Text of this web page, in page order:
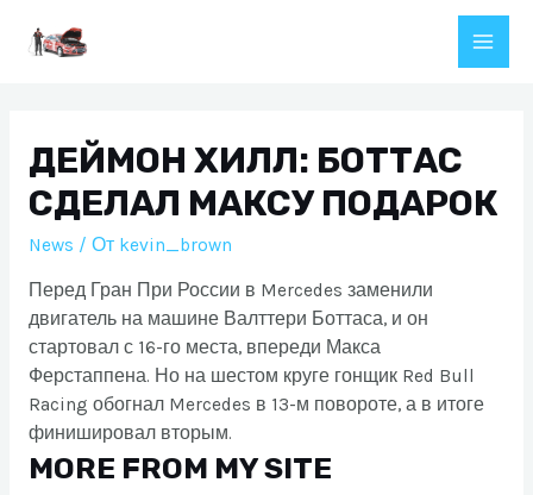
Main
ДЕЙМОН ХИЛЛ: БОТТАС
СДЕЛАЛ МАКСУ ПОДАРОК
News / От kevin_brown
Перед Гран При России в Mercedes заменили
двигатель на машине Валттери Боттаса, и он
стартовал с 16-го места, впереди Макса
Ферстаппена. Но на шестом круге гонщик Red Bull
Racing обогнал Mercedes в 13-м повороте, а в итоге
финишировал вторым.
MORE FROM MY SITE